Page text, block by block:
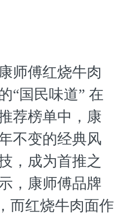
师傅红烧牛肉
“国民味道” 在
荐榜单中，康
不变的经典风
，成为首推之
，康师傅品牌
而红烧牛肉面作